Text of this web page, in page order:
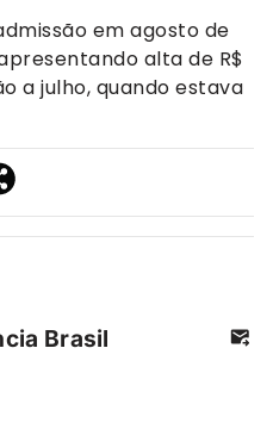
em agosto de
alta de R$
a julho, quando estava
Brasil